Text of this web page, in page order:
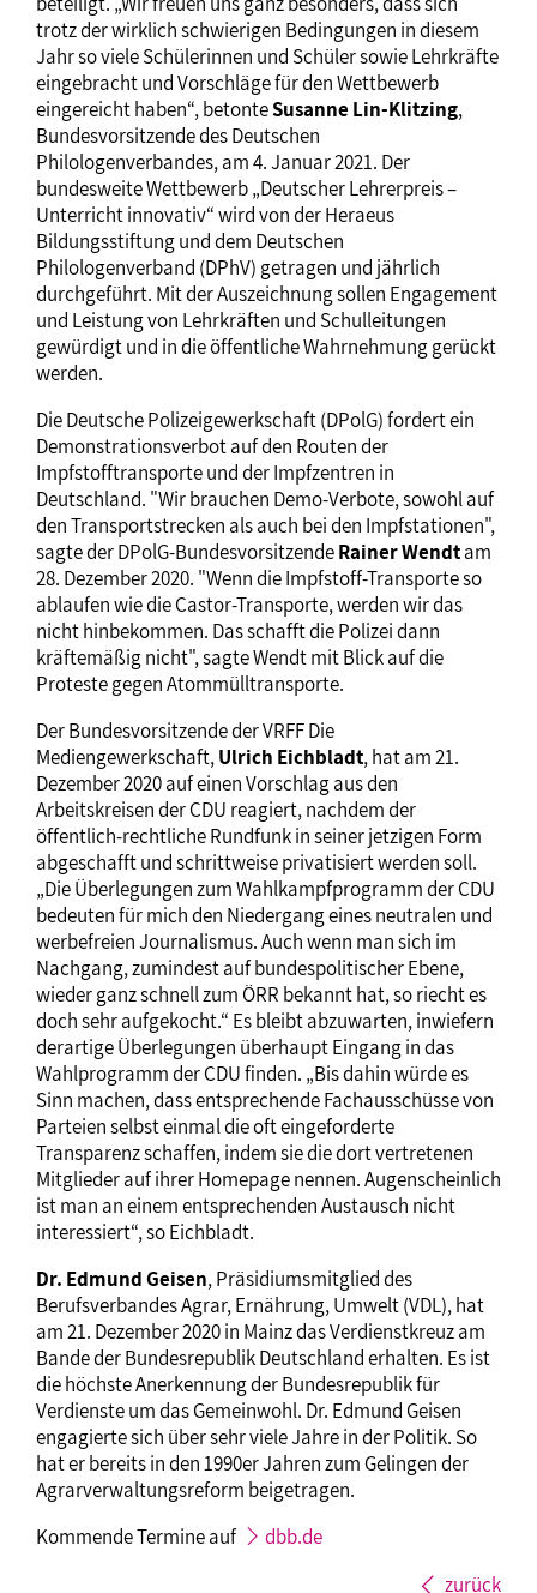
trotz der wirklich schwierigen Bedingungen in diesem
Jahr so viele Schülerinnen und Schüler sowie Lehrkräfte
eingebracht und Vorschläge für den Wettbewerb
eingereicht haben“, betonteSusanne Lin-Klitzing,
Bundesvorsitzende des Deutschen
Philologenverbandes, am 4. Januar 2021. Der
bundesweite Wettbewerb „Deutscher Lehrerpreis –
Unterricht innovativ“ wird von der Heraeus
Bildungsstiftung und dem Deutschen
Philologenverband (DPhV) getragen und jährlich
durchgeführt. Mit der Auszeichnung sollen Engagement
und Leistung von Lehrkräften und Schulleitungen
gewürdigt und in die öffentliche Wahrnehmung gerückt
werden.
Die Deutsche Polizeigewerkschaft (DPolG) fordert ein
Demonstrationsverbot auf den Routen der
Impfstofftransporte und der Impfzentren in
Deutschland. "Wir brauchen Demo-Verbote, sowohl auf
den Transportstrecken als auch bei den Impfstationen",
sagte der DPolG-BundesvorsitzendeRainer Wendtam
28. Dezember 2020. "Wenn die Impfstoff-Transporte so
ablaufen wie die Castor-Transporte, werden wir das
nicht hinbekommen. Das schafft die Polizei dann
kräftemäßig nicht", sagte Wendt mit Blick auf die
Proteste gegen Atommülltransporte.
Der Bundesvorsitzende der VRFF Die
Mediengewerkschaft,Ulrich Eichbladt, hat am 21.
Dezember 2020 auf einen Vorschlag aus den
Arbeitskreisen der CDU reagiert, nachdem der
öffentlich-rechtliche Rundfunk in seiner jetzigen Form
abgeschafft und schrittweise privatisiert werden soll.
„Die Überlegungen zum Wahlkampfprogramm der CDU
bedeuten für mich den Niedergang eines neutralen und
werbefreien Journalismus. Auch wenn man sich im
Nachgang, zumindest auf bundespolitischer Ebene,
wieder ganz schnell zum ÖRR bekannt hat, so riecht es
doch sehr aufgekocht.“ Es bleibt abzuwarten, inwiefern
derartige Überlegungen überhaupt Eingang in das
Wahlprogramm der CDU finden. „Bis dahin würde es
Sinn machen, dass entsprechende Fachausschüsse von
Parteien selbst einmal die oft eingeforderte
Transparenz schaffen, indem sie die dort vertretenen
Mitglieder auf ihrer Homepage nennen. Augenscheinlich
ist man an einem entsprechenden Austausch nicht
interessiert“, so Eichbladt.
Dr. Edmund Geisen, Präsidiumsmitglied des
Berufsverbandes Agrar, Ernährung, Umwelt (VDL), hat
am 21. Dezember 2020 in Mainz das Verdienstkreuz am
Bande der Bundesrepublik Deutschland erhalten. Es ist
die höchste Anerkennung der Bundesrepublik für
Verdienste um das Gemeinwohl. Dr. Edmund Geisen
engagierte sich über sehr viele Jahre in der Politik. So
hat er bereits in den 1990er Jahren zum Gelingen der
Agrarverwaltungsreform beigetragen.
Kommende Termine auf
dbb.de
zurück